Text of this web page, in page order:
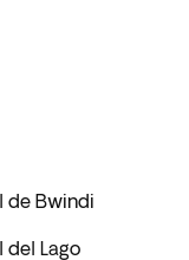
de Bwindi
del Lago